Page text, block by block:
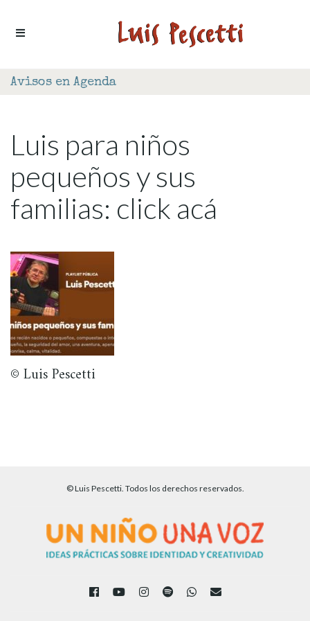
Avisos en Agenda
Luis para niños
pequeños y sus
familias: click acá
© Luis Pescetti
© Luis Pescetti. Todos los derechos reservados.